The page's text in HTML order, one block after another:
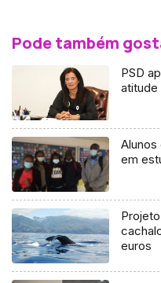
Pode também
PSD
atitude
em
euros